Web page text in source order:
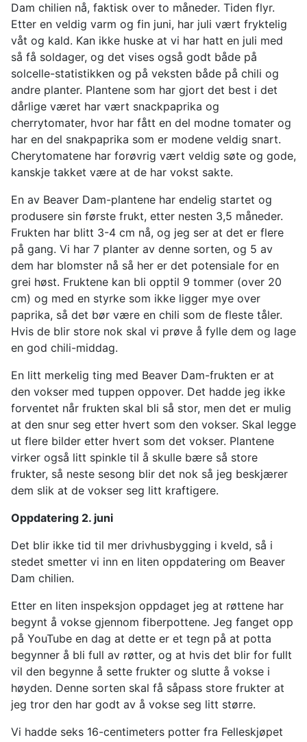
Dam chilien nå, faktisk over to måneder. Tiden flyr.
Etter en veldig varm og fin juni, har juli vært fryktelig
våt og kald. Kan ikke huske at vi har hatt en juli med
så få soldager, og det vises også godt både på
solcelle-statistikken og på veksten både på chili og
andre planter. Plantene som har gjort det best i det
dårlige været har vært snackpaprika og
cherrytomater, hvor har fått en del modne tomater og
har en del snakpaprika som er modene veldig snart.
Cherytomatene har forøvrig vært veldig søte og gode,
kanskje takket være at de har vokst sakte.
En av Beaver Dam-plantene har endelig startet og
produsere sin første frukt, etter nesten 3,5 måneder.
Frukten har blitt 3-4 cm nå, og jeg ser at det er flere
på gang. Vi har 7 planter av denne sorten, og 5 av
dem har blomster nå så her er det potensiale for en
grei høst. Fruktene kan bli opptil 9 tommer (over 20
cm) og med en styrke som ikke ligger mye over
paprika, så det bør være en chili som de fleste tåler.
Hvis de blir store nok skal vi prøve å fylle dem og lage
en god chili-middag.
En litt merkelig ting med Beaver Dam-frukten er at
den vokser med tuppen oppover. Det hadde jeg ikke
forventet når frukten skal bli så stor, men det er mulig
at den snur seg etter hvert som den vokser. Skal legge
ut flere bilder etter hvert som det vokser. Plantene
virker også litt spinkle til å skulle bære så store
frukter, så neste sesong blir det nok så jeg beskjærer
dem slik at de vokser seg litt kraftigere.
Oppdatering 2. juni
Det blir ikke tid til mer drivhusbygging i kveld, så i
stedet smetter vi inn en liten oppdatering om Beaver
Dam chilien.
Etter en liten inspeksjon oppdaget jeg at røttene har
begynt å vokse gjennom fiberpottene. Jeg fanget opp
på YouTube en dag at dette er et tegn på at potta
begynner å bli full av røtter, og at hvis det blir for fullt
vil den begynne å sette frukter og slutte å vokse i
høyden. Denne sorten skal få såpass store frukter at
jeg tror den har godt av å vokse seg litt større.
Vi hadde seks 16-centimeters potter fra Felleskjøpet